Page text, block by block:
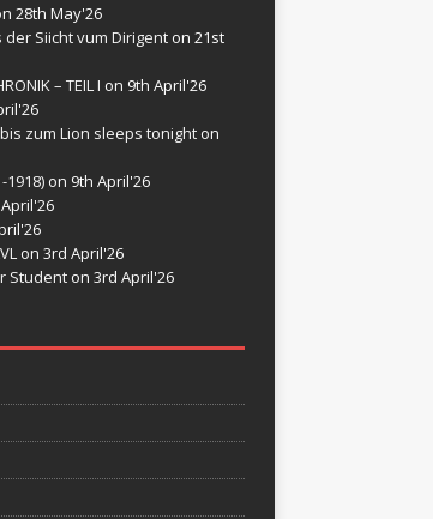
28th May'26
der Siicht vum Dirigenton 21st
– TEIL I on 9th April'26
zum Lion sleeps tonighton
1918)on 9th April'26
on 3rd April'26
Studenton 3rd April'26